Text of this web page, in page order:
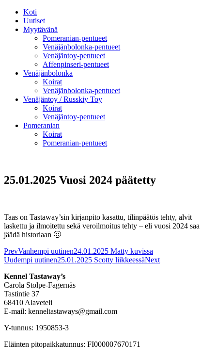
Koti
Uutiset
Myytävänä
Pomeranian-pentueet
Venäjänbolonka-pentueet
Venäjäntoy-pentueet
Affenpinseri-pentueet
Venäjänbolonka
Koirat
Venäjänbolonka-pentueet
Venäjäntoy / Russkiy Toy
Koirat
Venäjäntoy-pentueet
Pomeranian
Koirat
Pomeranian-pentueet
25.01.2025 Vuosi 2024 päätetty
Taas on Tastaway’sin kirjanpito kasattu, tilinpäätös tehty, alvit
laskettu ja ilmoitettu sekä veroilmoitus tehty – eli vuosi 2024 saa
jäädä historiaan 🙂
PrevVanhempi uutinen24.01.2025 Matty kuvissa
Uudempi uutinen25.01.2025 Scotty liikkeessäNext
Kennel Tastaway’s
Carola Stolpe-Fagernäs
Tastintie 37
68410 Alaveteli
E-mail: kenneltastaways@gmail.com
Y-tunnus: 1950853-3
Eläinten pitopaikkatunnus: FI000007670171